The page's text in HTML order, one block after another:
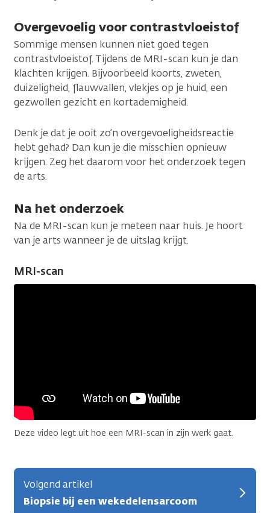
Overgevoelig voor contrastvloeistof
Sommige mensen kunnen niet goed tegen
contrastvloeistof. Tijdens de MRI-scan kun je dan
klachten krijgen. Bijvoorbeeld koorts, zweten,
duizeligheid, flauwvallen, vlekjes op je huid, een
gezwollen gezicht en kortademigheid.
Denk je dat je ooit zo’n overgevoeligheidsreactie
hebt gehad? Dan kun je die misschien opnieuw
krijgen. Zeg het daarom voor het onderzoek tegen
de arts.
Na het onderzoek
Na de MRI-scan kun je meteen naar huis. Je hoort
van je arts wanneer je de uitslag krijgt.
MRI-scan
Deze video legt uit hoe een MRI-scan in zijn werk gaat.
Volgend artikel
Biopsie bij een wekedelensarcoom